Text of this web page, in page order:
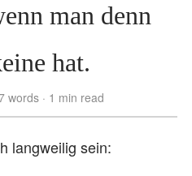
man denn
hat.
words 1 min read
langweilig sein: